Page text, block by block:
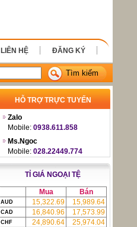
LIÊN HỆ ĐĂNG KÝ
Tìm kiếm
HỖ TRỢ TRỰC TUYẾN
Zalo
Mobile: 0938.611.858
Ms.Ngoc
Mobile: 028.22449.774
TỈ GIÁ NGOẠI TỆ
Mua Bán
AUD 15,322.69 15,989.64
CAD 16,840.96 17,573.99
CHF 24,890.64 25,974.04